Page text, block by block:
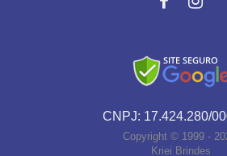
CNPJ: 17.424.280/
Copyright © 1999 -
Kriei Brindes